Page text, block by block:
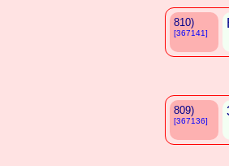
810)
[367141]
809)
[367136]